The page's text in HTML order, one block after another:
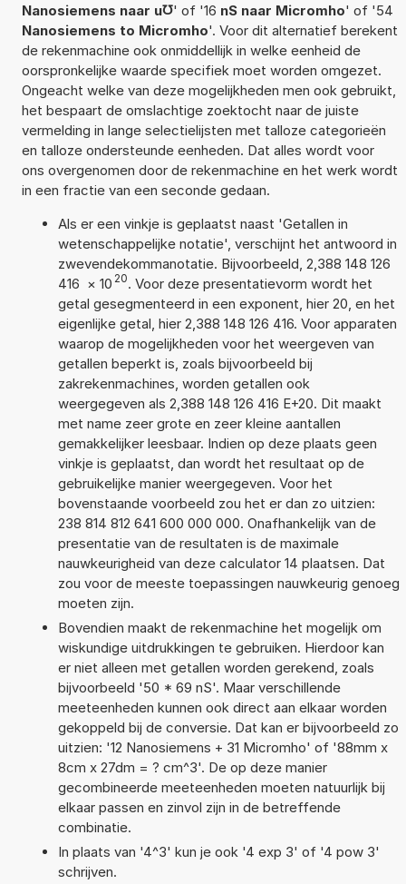
Nanosiemens naar u℧' of '16 nS naar Micromho' of '54
Nanosiemens to Micromho'. Voor dit alternatief berekent
de rekenmachine ook onmiddellijk in welke eenheid de
oorspronkelijke waarde specifiek moet worden omgezet.
Ongeacht welke van deze mogelijkheden men ook gebruikt,
het bespaart de omslachtige zoektocht naar de juiste
vermelding in lange selectielijsten met talloze categorieën
en talloze ondersteunde eenheden. Dat alles wordt voor
ons overgenomen door de rekenmachine en het werk wordt
in een fractie van een seconde gedaan.
Als er een vinkje is geplaatst naast 'Getallen in
wetenschappelijke notatie', verschijnt het antwoord in
zwevendekommanotatie. Bijvoorbeeld, 2,388 148 126
416 × 10 20. Voor deze presentatievorm wordt het
getal gesegmenteerd in een exponent, hier 20, en het
eigenlijke getal, hier 2,388 148 126 416. Voor apparaten
waarop de mogelijkheden voor het weergeven van
getallen beperkt is, zoals bijvoorbeeld bij
zakrekenmachines, worden getallen ook
weergegeven als 2,388 148 126 416 E+20. Dit maakt
met name zeer grote en zeer kleine aantallen
gemakkelijker leesbaar. Indien op deze plaats geen
vinkje is geplaatst, dan wordt het resultaat op de
gebruikelijke manier weergegeven. Voor het
bovenstaande voorbeeld zou het er dan zo uitzien:
238 814 812 641 600 000 000. Onafhankelijk van de
presentatie van de resultaten is de maximale
nauwkeurigheid van deze calculator 14 plaatsen. Dat
zou voor de meeste toepassingen nauwkeurig genoeg
moeten zijn.
Bovendien maakt de rekenmachine het mogelijk om
wiskundige uitdrukkingen te gebruiken. Hierdoor kan
er niet alleen met getallen worden gerekend, zoals
bijvoorbeeld '50 * 69 nS'. Maar verschillende
meeteenheden kunnen ook direct aan elkaar worden
gekoppeld bij de conversie. Dat kan er bijvoorbeeld zo
uitzien: '12 Nanosiemens + 31 Micromho' of '88mm x
8cm x 27dm = ? cm^3'. De op deze manier
gecombineerde meeteenheden moeten natuurlijk bij
elkaar passen en zinvol zijn in de betreffende
combinatie.
In plaats van '4^3' kun je ook '4 exp 3' of '4 pow 3'
schrijven.